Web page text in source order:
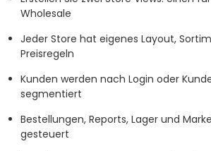
Wholesale
Jeder Store hat eigenes Layout,
Preisregeln
Kunden werden nach Login oder
segmentiert
Bestellungen, Reports, Lager und
gesteuert